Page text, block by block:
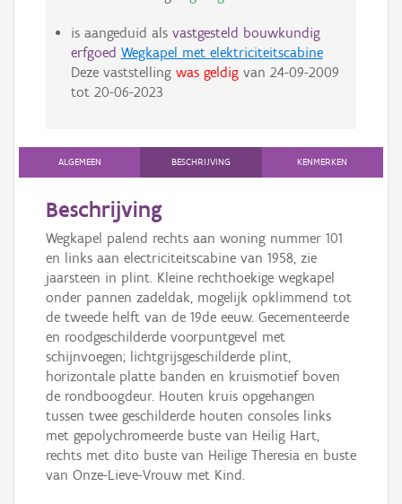
is aangeduid als vastgesteld bouwkundig
erfgoed Wegkapel met elektriciteitscabine
Deze vaststelling was geldigvan 24-09-2009
tot 20-06-2023
ALGEMEEN BESCHRIJVING KENMERKEN
Beschrijving
Wegkapel palend rechts aan woning nummer 101
en links aan electriciteitscabine van 1958, zie
jaarsteen in plint. Kleine rechthoekige wegkapel
onder pannen zadeldak, mogelijk opklimmend tot
de tweede helft van de 19de eeuw. Gecementeerde
en roodgeschilderde voorpuntgevel met
schijnvoegen; lichtgrijsgeschilderde plint,
horizontale platte banden en kruismotief boven
de rondboogdeur. Houten kruis opgehangen
tussen twee geschilderde houten consoles links
met gepolychromeerde buste van Heilig Hart,
rechts met dito buste van Heilige Theresia en buste
van Onze-Lieve-Vrouw met Kind.